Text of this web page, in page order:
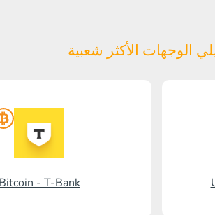
الوجهات الأكثر شعبية
Bitcoin - T-Bank